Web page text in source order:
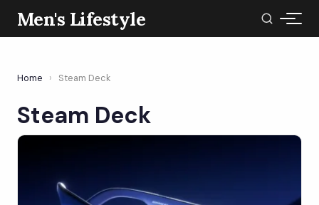
Men's Lifestyle
Home › Steam Deck
Steam Deck